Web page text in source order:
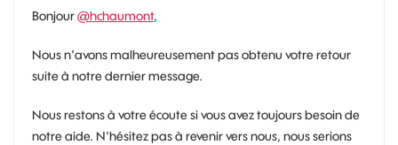
Bonjour@hchaumont,
Nous n'avons malheureusement pas obtenu votre retour
suite à notre dernier message.
Nous restons à votre écoute si vous avez toujours besoin de
notre aide. N'hésitez pas à revenir vers nous, nous serions